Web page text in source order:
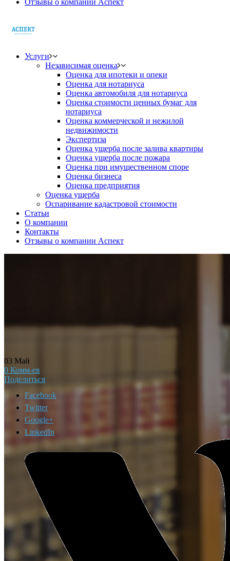
Отзывы о компании Аспект
Услуги
Независимая оценка
Оценка для ипотеки и опеки
Оценка для нотариуса
Оценка автомобиля для нотариуса
Оценка стоимости ценных бумаг для
нотариуса
Оценка коммерческой и нежилой
недвижимости
Экспертиза
Оценка ущерба после залива квартиры
Оценка ущерба после пожара
Оценка при имущественном споре
Оценка бизнеса
Оценка предприятия
Оценка ущерба
Оспаривание кадастровой стоимости
Статьи
О компании
Контакты
Отзывы о компании Аспект
03 Май
0 Комм-ев
Поделиться
Facebook
Twitter
Google+
LinkedIn